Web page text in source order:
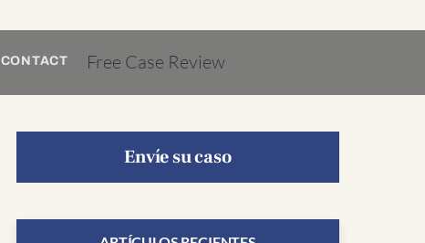
CONTACT Free Case Review
Envíe su caso